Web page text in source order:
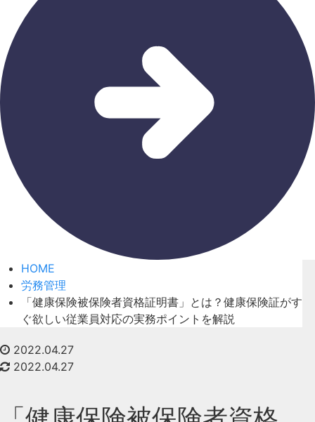
HOME
労務管理
「健康保険被保険者資格証明書」とは？健康保険証がす
ぐ欲しい従業員対応の実務ポイントを解説
2022.04.27
2022.04.27